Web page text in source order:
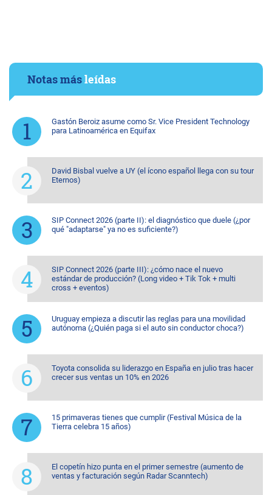
Notas másleídas
Gastón Beroiz asume como Sr. Vice President Technology
para Latinoamérica en Equifax
David Bisbal vuelve a UY (el ícono español llega con su tour
Eternos)
SIP Connect 2026 (parte II): el diagnóstico que duele (¿por
qué "adaptarse" ya no es suficiente?)
SIP Connect 2026 (parte III): ¿cómo nace el nuevo
estándar de producción? (Long video + Tik Tok + multi
cross + eventos)
Uruguay empieza a discutir las reglas para una movilidad
autónoma (¿Quién paga si el auto sin conductor choca?)
Toyota consolida su liderazgo en España en julio tras hacer
crecer sus ventas un 10% en 2026
15 primaveras tienes que cumplir (Festival Música de la
Tierra celebra 15 años)
El copetín hizo punta en el primer semestre (aumento de
ventas y facturación según Radar Scanntech)